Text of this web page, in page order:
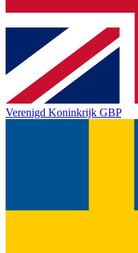
Verenigd Koninkrijk GBP